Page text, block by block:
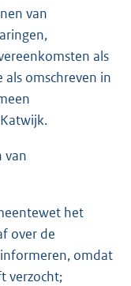
van
als
als omschreven in
van
het
over de
omdat
verzocht;